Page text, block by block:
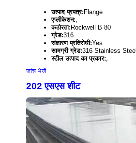
उत्पाद प्रपत्र: Flange
एप्लीकेशन:,
कठोरता: Rockwell B 80
ग्रेड:316
संक्षारण प्रतिरोधी:Yes
सामग्री ग्रेड:316 Stainless Steel
स्टील उत्पाद का प्रकार:,
जांच भेजें
202 एसएस शीट